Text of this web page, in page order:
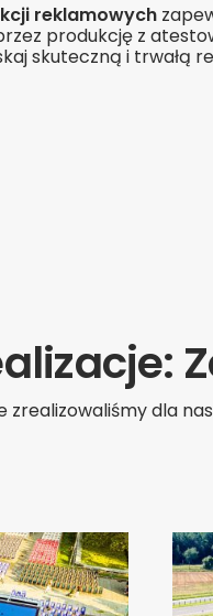
reklamowych
produkcję z
skuteczną i trwałą
dla